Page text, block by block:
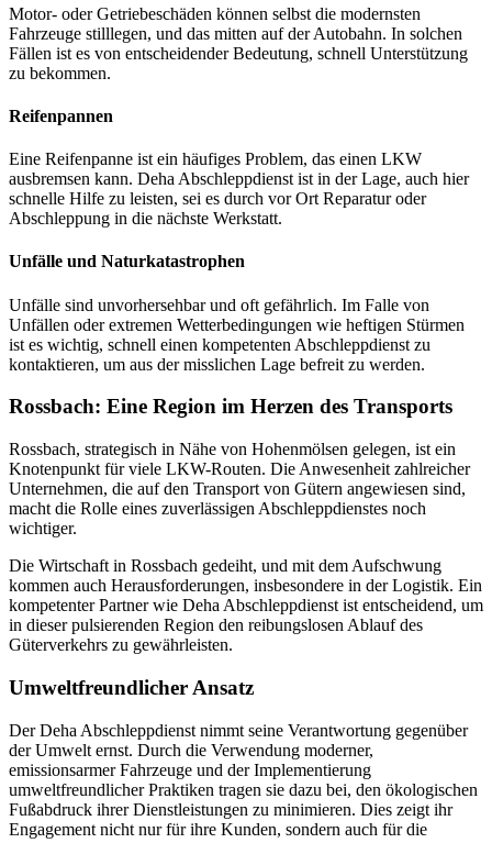
Motor- oder Getriebeschäden können selbst die modernsten
Fahrzeuge stilllegen, und das mitten auf der Autobahn. In solchen
Fällen ist es von entscheidender Bedeutung, schnell Unterstützung
zu bekommen.
Reifenpannen
Eine Reifenpanne ist ein häufiges Problem, das einen LKW
ausbremsen kann. Deha Abschleppdienst ist in der Lage, auch hier
schnelle Hilfe zu leisten, sei es durch vor Ort Reparatur oder
Abschleppung in die nächste Werkstatt.
Unfälle und Naturkatastrophen
Unfälle sind unvorhersehbar und oft gefährlich. Im Falle von
Unfällen oder extremen Wetterbedingungen wie heftigen Stürmen
ist es wichtig, schnell einen kompetenten Abschleppdienst zu
kontaktieren, um aus der misslichen Lage befreit zu werden.
Rossbach: Eine Region im Herzen des Transports
Rossbach, strategisch in Nähe von Hohenmölsen gelegen, ist ein
Knotenpunkt für viele LKW-Routen. Die Anwesenheit zahlreicher
Unternehmen, die auf den Transport von Gütern angewiesen sind,
macht die Rolle eines zuverlässigen Abschleppdienstes noch
wichtiger.
Die Wirtschaft in Rossbach gedeiht, und mit dem Aufschwung
kommen auch Herausforderungen, insbesondere in der Logistik. Ein
kompetenter Partner wie Deha Abschleppdienst ist entscheidend, um
in dieser pulsierenden Region den reibungslosen Ablauf des
Güterverkehrs zu gewährleisten.
Umweltfreundlicher Ansatz
Der Deha Abschleppdienst nimmt seine Verantwortung gegenüber
der Umwelt ernst. Durch die Verwendung moderner,
emissionsarmer Fahrzeuge und der Implementierung
umweltfreundlicher Praktiken tragen sie dazu bei, den ökologischen
Fußabdruck ihrer Dienstleistungen zu minimieren. Dies zeigt ihr
Engagement nicht nur für ihre Kunden, sondern auch für die